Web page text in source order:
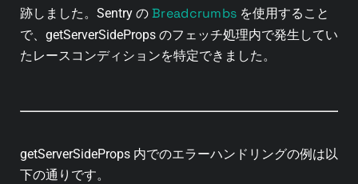
跡しました。Sentry の Breadcrumbs を使用すること
で、getServerSideProps のフェッチ処理内で発生してい
たレースコンディションを特定できました。
getServerSideProps 内でのエラーハンドリングの例は以
下の通りです。